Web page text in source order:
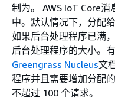
制为。 AWS IoT Core
中。默认情况下，分配
如果后台处理程序已满
后台处理程序的大小。
Greengrass Nucleus文
程序并且需要增加分配
不超过 100 个请求。